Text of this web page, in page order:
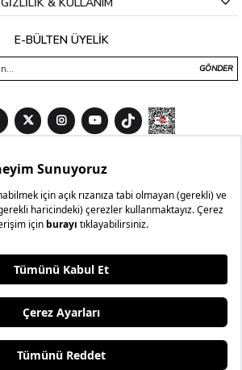
E-BÜLTEN ÜYELİK
GÖNDER